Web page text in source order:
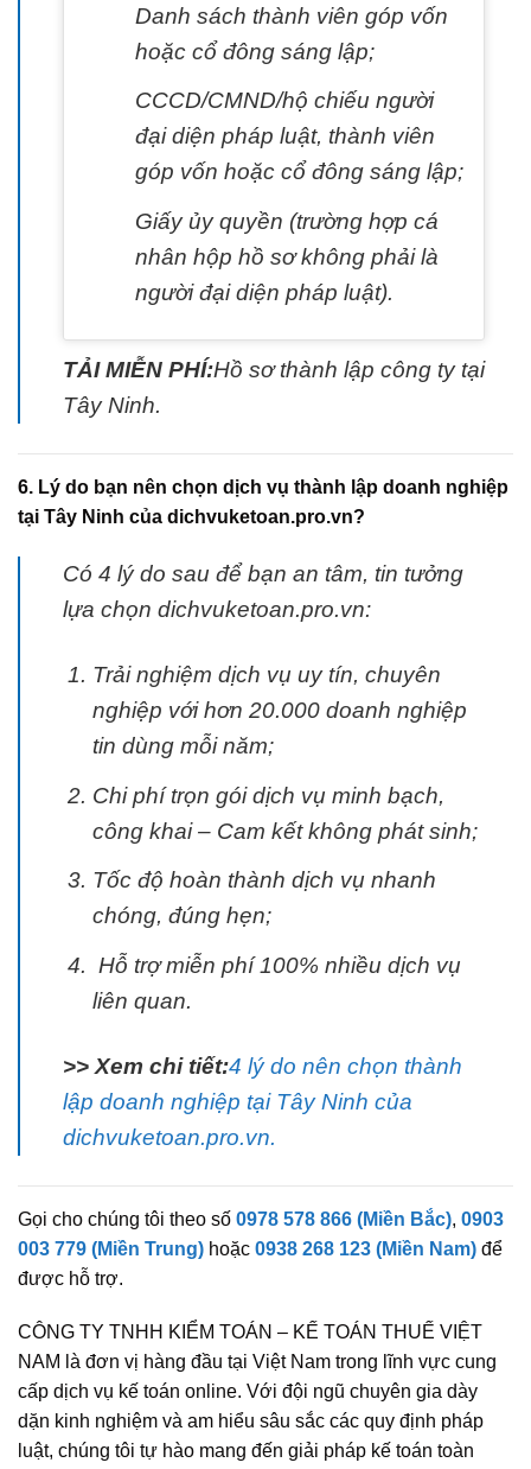
Danh sách thành viên góp vốn
hoặc cổ đông sáng lập;
CCCD/CMND/hộ chiếu người
đại diện pháp luật, thành viên
góp vốn hoặc cổ đông sáng lập;
Giấy ủy quyền (trường hợp cá
nhân hộp hồ sơ không phải là
người đại diện pháp luật).
TẢI MIỄN PHÍ:Hồ sơ thành lập công ty tại
Tây Ninh.
6. Lý do bạn nên chọn dịch vụ thành lập doanh nghiệp
tại Tây Ninh của dichvuketoan.pro.vn?
Có 4 lý do sau để bạn an tâm, tin tưởng
lựa chọn dichvuketoan.pro.vn:
Trải nghiệm dịch vụ uy tín, chuyên
nghiệp với hơn 20.000 doanh nghiệp
tin dùng mỗi năm;
Chi phí trọn gói dịch vụ minh bạch,
công khai – Cam kết không phát sinh;
Tốc độ hoàn thành dịch vụ nhanh
chóng, đúng hẹn;
Hỗ trợ miễn phí 100% nhiều dịch vụ
liên quan.
>> Xem chi tiết:4 lý do nên chọn thành
lập doanh nghiệp tại Tây Ninh của
dichvuketoan.pro.vn.
Gọi cho chúng tôi theo số 0978 578 866 (Miền Bắc), 0903
003 779 (Miền Trung) hoặc 0938 268 123 (Miền Nam) để
được hỗ trợ.
CÔNG TY TNHH KIỂM TOÁN – KẾ TOÁN THUẾ VIỆT
NAM là đơn vị hàng đầu tại Việt Nam trong lĩnh vực cung
cấp dịch vụ kế toán online. Với đội ngũ chuyên gia dày
dặn kinh nghiệm và am hiểu sâu sắc các quy định pháp
luật, chúng tôi tự hào mang đến giải pháp kế toán toàn